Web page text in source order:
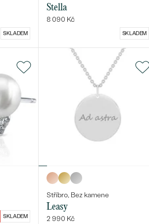
SKLADEM
Stella
8 090 Kč
SKLADEM
SKLADEM
Stříbro, Bez kamene
Leasy
2 990 Kč